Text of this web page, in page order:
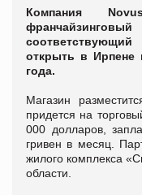
Компания
открыть в Ирпене
года.
Магазин
придется на
000 долларов,
гривен в месяц.
жилого комплекса
области.